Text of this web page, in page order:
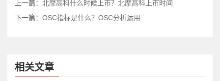
上一篇： 北摩高科什么时候上市？北摩高科上市时间
下一篇： OSC指标是什么？OSC分析运用
相关文章